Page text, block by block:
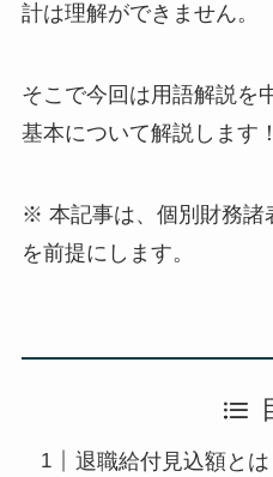
計は理解ができません。
そこで今回は用語解説を
基本について解説 します！
※ 本記事は、個別財務諸
を前提にします。
退職給付見込額とは